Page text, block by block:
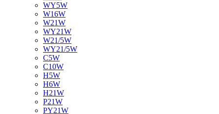
WY5W
W16W
W21W
WY21W
W21/5W
WY21/5W
C5W
C10W
H5W
H6W
H21W
P21W
PY21W